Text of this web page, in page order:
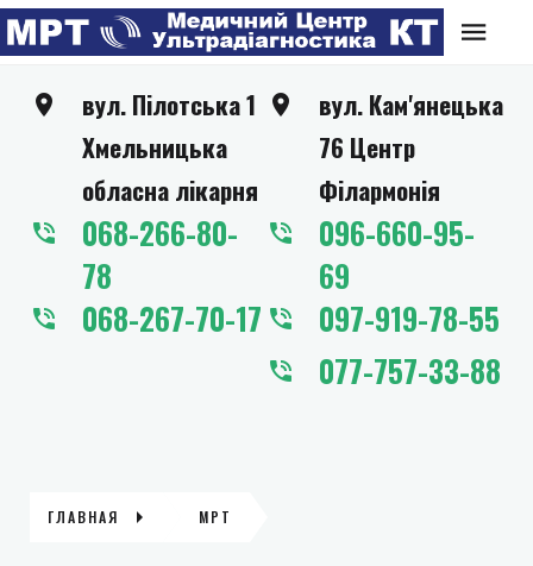
вул. Пілотська 1
Хмельницька
обласна лікарня
068-266-80-
78
068-267-70-17
вул. Кам'янецька
76 Центр
Філармонія
096-660-95-
69
097-919-78-55
077-757-33-88
ГЛАВНАЯ МРТ